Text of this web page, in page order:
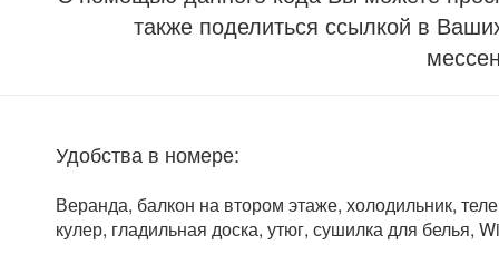
также поделиться ссылкой в
Удобства в номере:
Веранда, балкон на втором этаже, холодильник,
кулер, гладильная доска, утюг, сушилка для белья,